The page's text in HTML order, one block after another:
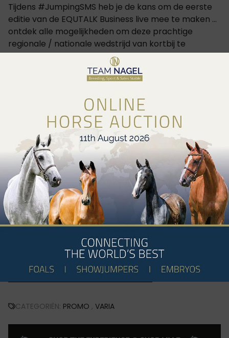
Tijdens #JumpingSMS heb je de kans om de eerste
editie van de EQUTALK Business live mee te maken ...
ontdek alle mogelijkheden om deze prachtige
regionale / nationale wedstrijd van kortbij te
beleven!
alle info over jumpingsms ?www.jumpingsms.be
do 16/7 : SMS Queenscup by LJ Leather + Girls
Night
vr 17/7 : Kwalificatie Kampioenschap van Deinze +
EQUTALK Live en Netwerk night
za 18/7 : finale Kampioenschap van Deinze + SMS
League en SMSClub Vip Night (met riders party)
zo 19/7 : Silver League
ma 20/7 : Pony classes + Belgian Elite Auction en
Fête des Belges
di 21/7 : Silver League Grand Prix + SMSClub
Ribbetjes middag
CATEGORIËN: PROMO , VARIA